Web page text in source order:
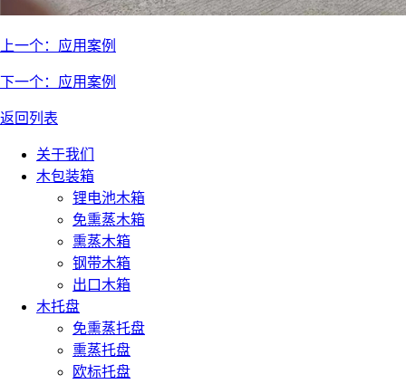
上一个： 应用案例
下一个： 应用案例
返回列表
关于我们
木包装箱
锂电池木箱
免熏蒸木箱
熏蒸木箱
钢带木箱
出口木箱
木托盘
免熏蒸托盘
熏蒸托盘
欧标托盘